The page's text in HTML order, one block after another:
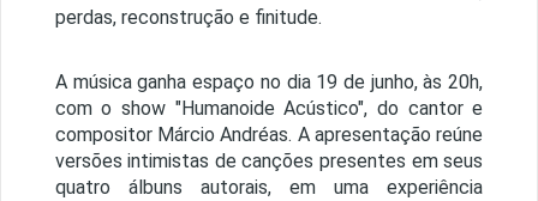
perdas, reconstrução e finitude.
A música ganha espaço no dia 19 de junho, às 20h,
com o show "Humanoide Acústico", do cantor e
compositor Márcio Andréas. A apresentação reúne
versões intimistas de canções presentes em seus
quatro álbuns autorais, em uma experiência